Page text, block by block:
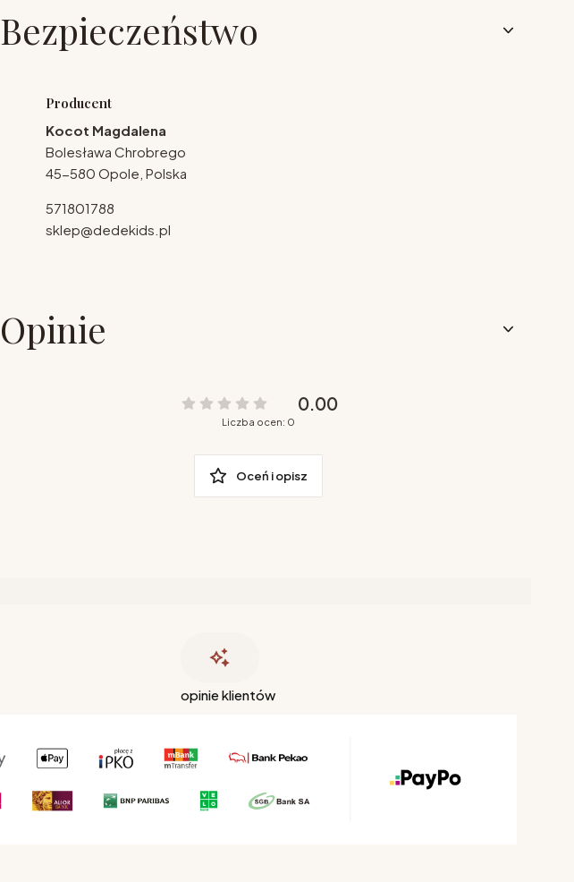
Bezpieczeństwo
Producent
Kocot Magdalena
Bolesława Chrobrego
45-580 Opole, Polska
571801788
sklep@dedekids.pl
Opinie
0.00
Liczba ocen: 0
Oceń i opisz
opinie klientów